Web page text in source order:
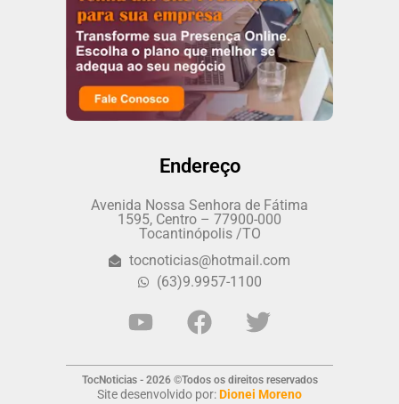
Endereço
Avenida Nossa Senhora de Fátima
1595, Centro – 77900-000
Tocantinópolis /TO
tocnoticias@hotmail.com
(63)9.9957-1100
TocNoticias - 2026 ©Todos os direitos reservados
Site desenvolvido por:Dionei Moreno